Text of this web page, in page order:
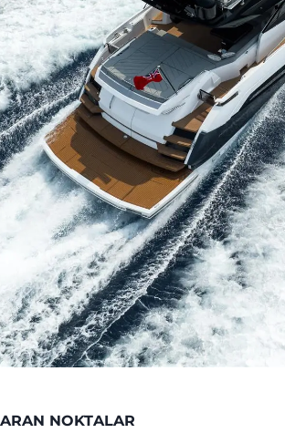
NOKTALAR